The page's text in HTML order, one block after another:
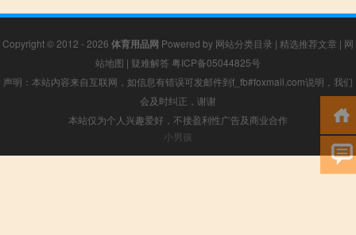
Copyright © 2012 - 2026 体育用品网 Powered by 网站分类目录 | 精选推荐文章 | 网
站地图 | 疑难解答 粤ICP备05044825号
声明：本站内容来自互联网，如信息有错误可发邮件到f_fb#foxmail.com说明，我们
会及时纠正，谢谢
本站仅为个人兴趣爱好，不接盈利性广告及商业合作
小男孩